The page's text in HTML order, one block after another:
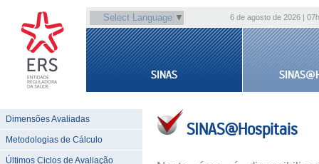
Select Language ▼ 6 de agosto de 2026 |
SINAS
Dimensões Avaliadas
Metodologias de Cálculo
Últimos Ciclos de Avaliação
SINAS@Hospitais